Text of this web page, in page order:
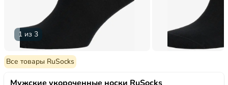
1 из 3
Все товары RuSocks